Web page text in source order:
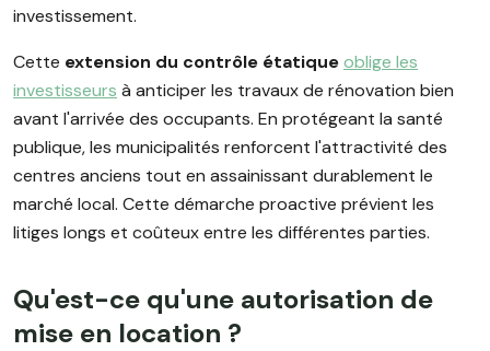
investissement.
Cette extension du contrôle étatiqueoblige les
investisseurs à anticiper les travaux de rénovation bien
avant l'arrivée des occupants. En protégeant la santé
publique, les municipalités renforcent l'attractivité des
centres anciens tout en assainissant durablement le
marché local. Cette démarche proactive prévient les
litiges longs et coûteux entre les différentes parties.
Qu'est-ce qu'une autorisation de
mise en location ?